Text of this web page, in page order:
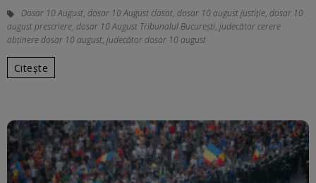
Dosar 10 August, dosar 10 August clasat, dosar 10 august justiție, dosar 10
august prescriere, dosar 10 August Tribunalul București, judecător cerere
abținere dosar 10 august, judecător dosar 10 august
Citește